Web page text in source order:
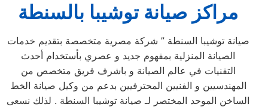
مراكز صيانة توشيبا بالسنطة
صيانة توشيبا السنطة ” شركة مصرية متخصصة بتقديم خدمات
الصيانة المنزلية بمفهوم جديد و عصري بأستخدام أحدث
التقنيات في عالم الصيانة و باشرف فريق متخصص من
المهندسيين و الفنيين المحترفيين بدعم من وكيل صيانة الخط
الساخن الموحد المختصر لـ صيانة توشيبا السنطة . لذلك نسعى